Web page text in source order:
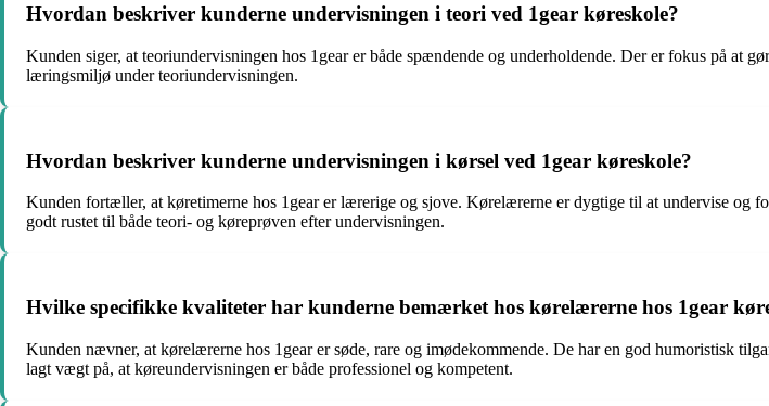
Hvordan beskriver kunderne undervisningen i teori ved 1gear køreskole?
Kunden siger, at teoriundervisningen hos 1gear er både spændende og underholdende. Der er fokus på at
læringsmiljø under teoriundervisningen.
Hvordan beskriver kunderne undervisningen i kørsel ved 1gear køreskole?
Kunden fortæller, at køretimerne hos 1gear er lærerige og sjove. Kørelærerne er dygtige til at undervise og
godt rustet til både teori- og køreprøven efter undervisningen.
Hvilke specifikke kvaliteter har kunderne bemærket hos kørelærerne hos 1gear
Kunden nævner, at kørelærerne hos 1gear er søde, rare og imødekommende. De har en god humoristisk
lagt vægt på, at køreundervisningen er både professionel og kompetent.